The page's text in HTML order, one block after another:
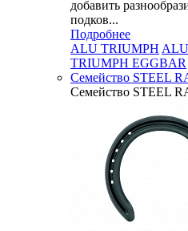
добавить
подков...
Подробнее
ALU TRIUMPH
TRIUMPH EGGBAR
Семейство STEEL
Семейство STEEL